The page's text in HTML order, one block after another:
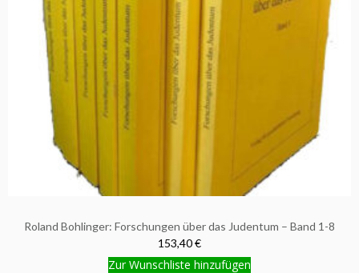
Roland Bohlinger: Forschungen über das Judentum – Band 1-8
153,40 €
Zur Wunschliste hinzufügen